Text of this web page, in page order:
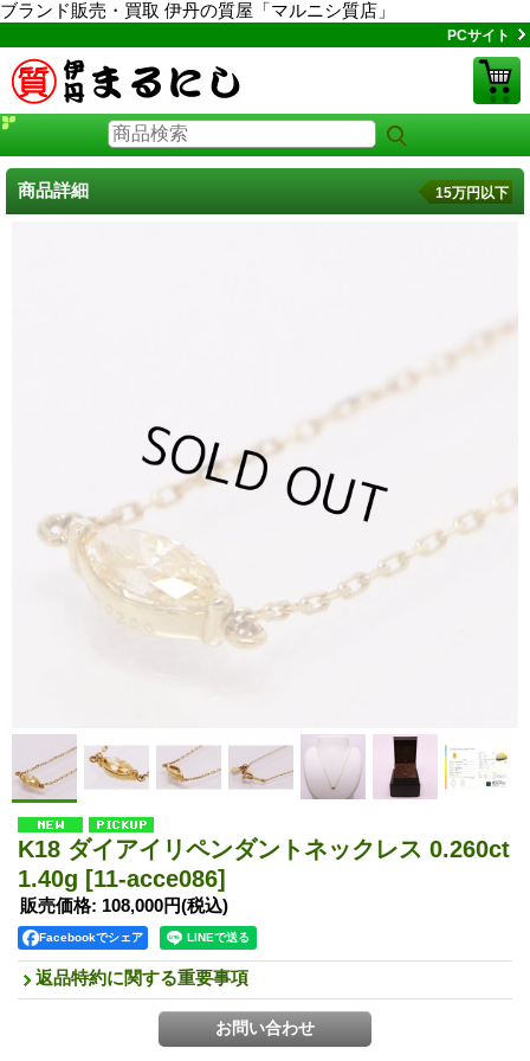
ブランド販売・買取 伊丹の質屋「マルニシ質店」
PCサイト
商品詳細 15万円以下
K18 ダイアイリペンダントネックレス 0.260ct
1.40g [11-acce086]
販売価格: 108,000円(税込)
Facebookでシェア
返品特約に関する重要事項